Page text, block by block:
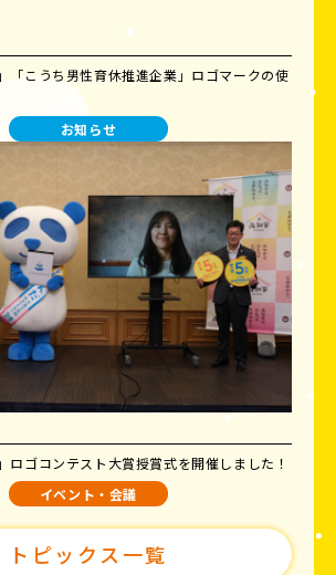
「こうち男性育休推進企業」ロゴマークの使
お知らせ
ロゴコンテスト大賞授賞式を開催しました！
イベント・会議
トピックス一覧